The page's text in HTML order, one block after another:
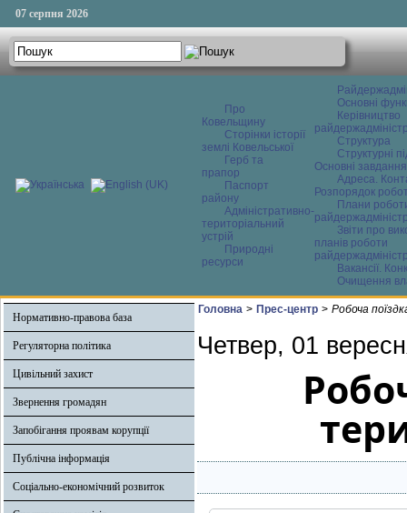
07 серпня 2026
Про
Ковельщину
Сторінки історії
землі Ковельської
Герб та
прапор
Паспорт
району
Адміністративно-
територіальний
устрій
Природні
ресурси
Основні
Керівництво
Структура
Структурні
Основні завдання
Адреса.
Розпорядок
Плани
Звіти про
планів роботи
Вакансії.
Очищення
Нормативно-правова база
Регуляторна політика
Цивільний захист
Звернення громадян
Запобігання проявам корупції
Публічна інформація
Соціально-економічний розвиток
Головна > Прес-центр > Робоча
Четвер, 01